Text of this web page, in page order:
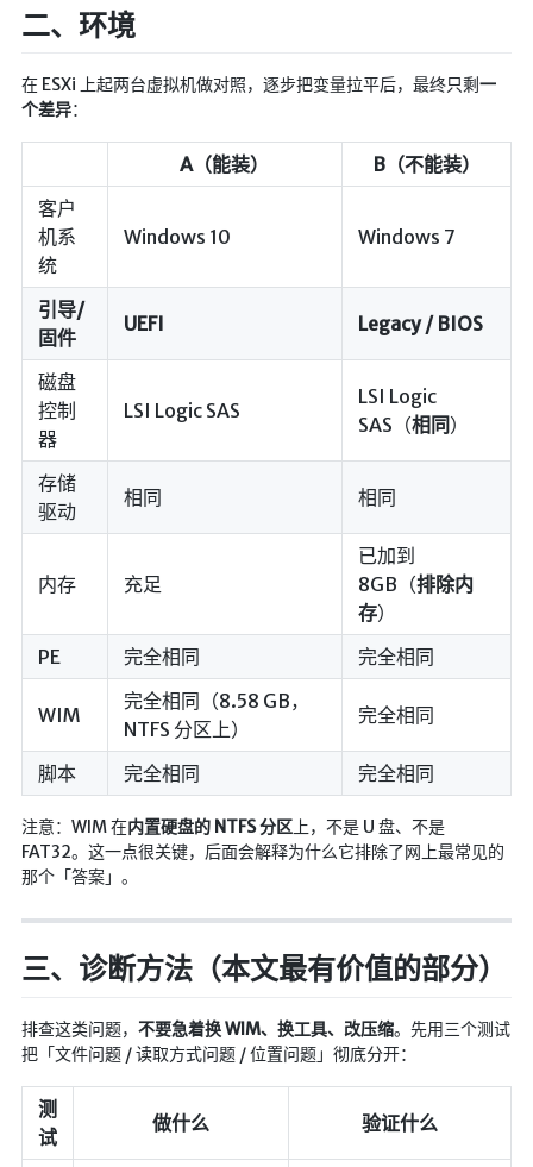
二、环境
在 ESXi 上起两台虚拟机做对照，逐步把变量拉平后，最终只剩一
个差异：
A（能装）
B（不能装）
客户
机系
统
Windows 10 Windows 7
引导/
固件
UEFI Legacy / BIOS
磁盘
控制
器
LSI Logic SAS
LSI Logic
SAS（相同）
存储
驱动
相同 相同
内存 充足
已加到
8GB（排除内
存）
PE
完全相同 完全相同
WIM
完全相同（8.58 GB，
NTFS 分区上）
完全相同
脚本 完全相同 完全相同
注意：WIM 在内置硬盘的 NTFS 分区上，不是 U 盘、不是
FAT32。这一点很关键，后面会解释为什么它排除了网上最常见的
那个「答案」。
三、诊断方法（本文最有价值的部分）
排查这类问题， 不要急着换 WIM、换工具、改压缩。先用三个测试
把「文件问题 / 读取方式问题 / 位置问题」彻底分开：
测
试
做什么 验证什么
在线影视 备用2
在线影视新增
在线影视(失效)
视频教程
📺在线电视
随便听听
音乐下载
音乐下载2
音乐播放下载
音乐下载备用一
音乐下载备用二
音乐下载备用三
无损音乐下载
知乎付费文章
LaTeX公式编辑器
Mathlab教学